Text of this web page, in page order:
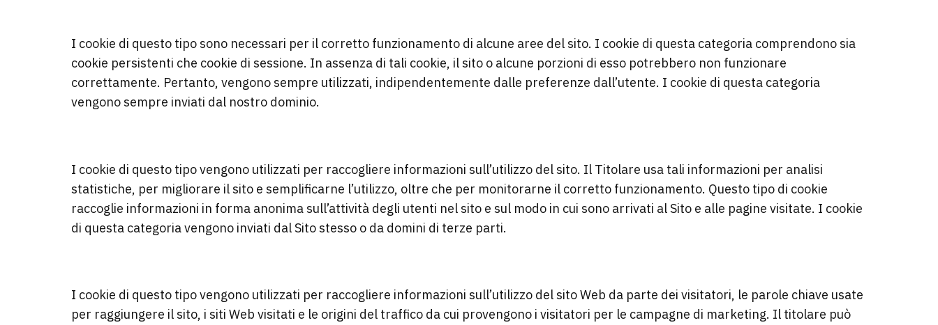
I cookie di questo tipo sono necessari per il corretto funzionamento di alcune aree del sito. I cookie di questa categoria comprendono sia
cookie persistenti che cookie di sessione. In assenza di tali cookie, il sito o alcune porzioni di esso potrebbero non funzionare
correttamente. Pertanto, vengono sempre utilizzati, indipendentemente dalle preferenze dall’utente. I cookie di questa categoria
vengono sempre inviati dal nostro dominio.
I cookie di questo tipo vengono utilizzati per raccogliere informazioni sull’utilizzo del sito. Il Titolare usa tali informazioni per analisi
statistiche, per migliorare il sito e semplificarne l’utilizzo, oltre che per monitorarne il corretto funzionamento. Questo tipo di cookie
raccoglie informazioni in forma anonima sull’attività degli utenti nel sito e sul modo in cui sono arrivati al Sito e alle pagine visitate. I cookie
di questa categoria vengono inviati dal Sito stesso o da domini di terze parti.
I cookie di questo tipo vengono utilizzati per raccogliere informazioni sull’utilizzo del sito Web da parte dei visitatori, le parole chiave usate
per raggiungere il sito, i siti Web visitati e le origini del traffico da cui provengono i visitatori per le campagne di marketing. Il titolare può